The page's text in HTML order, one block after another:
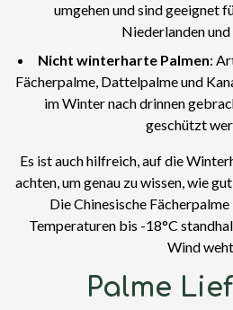
umgehen und sind geeignet
Niederlanden
Nicht winterharte Palmen:
Fächerpalme, Dattelpalme und
im Winter nach drinnen
geschützt
Es ist auch hilfreich, auf die
achten, um genau zu wissen, wie
Die Chinesische
Temperaturen bis -18°C
Wind
Palme